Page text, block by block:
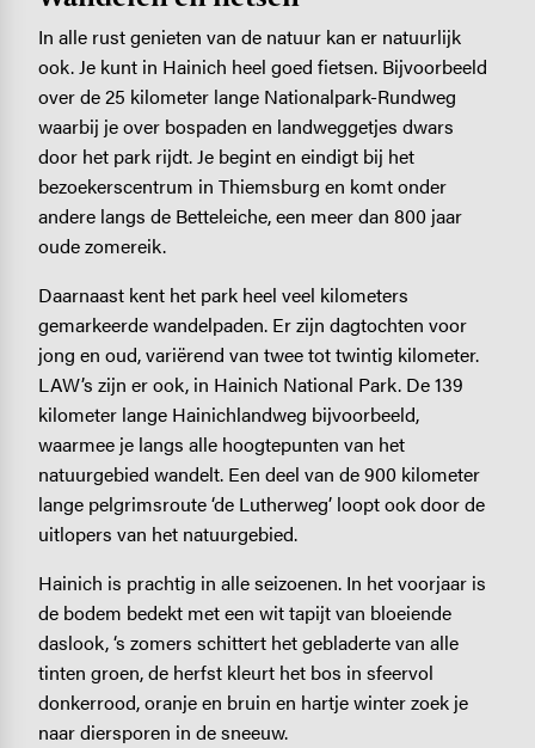
In alle rust genieten van de natuur kan er natuurlijk
ook. Je kunt in Hainich heel goed fietsen. Bijvoorbeeld
over de 25 kilometer lange Nationalpark-Rundweg
waarbij je over bospaden en landweggetjes dwars
door het park rijdt. Je begint en eindigt bij het
bezoekerscentrum in Thiemsburg en komt onder
andere langs de Betteleiche, een meer dan 800 jaar
oude zomereik.
Daarnaast kent het park heel veel kilometers
gemarkeerde wandelpaden. Er zijn dagtochten voor
jong en oud, variërend van twee tot twintig kilometer.
LAW’s zijn er ook, in Hainich National Park. De 139
kilometer lange Hainichlandweg bijvoorbeeld,
waarmee je langs alle hoogtepunten van het
natuurgebied wandelt. Een deel van de 900 kilometer
lange pelgrimsroute ‘de Lutherweg’ loopt ook door de
uitlopers van het natuurgebied.
Hainich is prachtig in alle seizoenen. In het voorjaar is
de bodem bedekt met een wit tapijt van bloeiende
daslook, ‘s zomers schittert het gebladerte van alle
tinten groen, de herfst kleurt het bos in sfeervol
donkerrood, oranje en bruin en hartje winter zoek je
naar diersporen in de sneeuw.